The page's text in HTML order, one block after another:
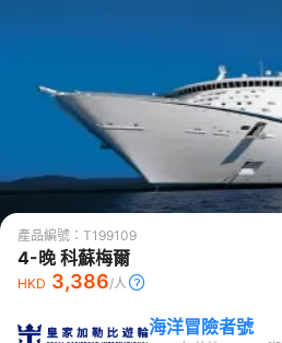
產品編號： T199109
4-晚 科蘇梅爾
HKD 3,386/人
海洋冒險者號